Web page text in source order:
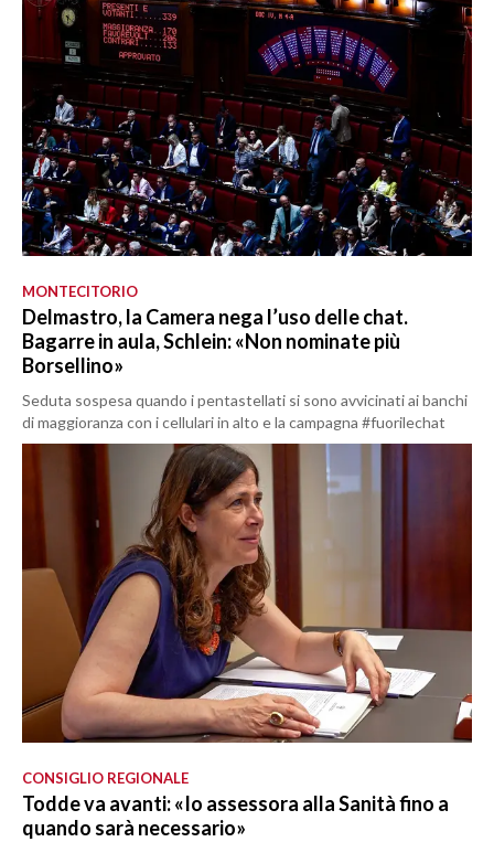
MONTECITORIO
Delmastro, la Camera nega l’uso delle chat.
Bagarre in aula, Schlein: «Non nominate più
Borsellino»
Seduta sospesa quando i pentastellati si sono avvicinati ai banchi
di maggioranza con i cellulari in alto e la campagna #fuorilechat
CONSIGLIO REGIONALE
Todde va avanti: «Io assessora alla Sanità fino a
quando sarà necessario»